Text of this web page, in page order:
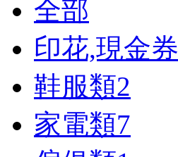
全部
印花,現金券
鞋服類2
家電類7